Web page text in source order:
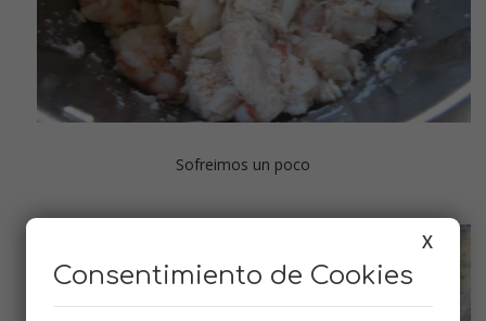
Sofreimos un poco
X
Consentimiento de Cookies